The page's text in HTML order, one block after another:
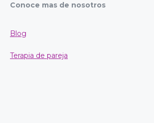
Conoce mas de nosotros
Blog
Terapia de pareja